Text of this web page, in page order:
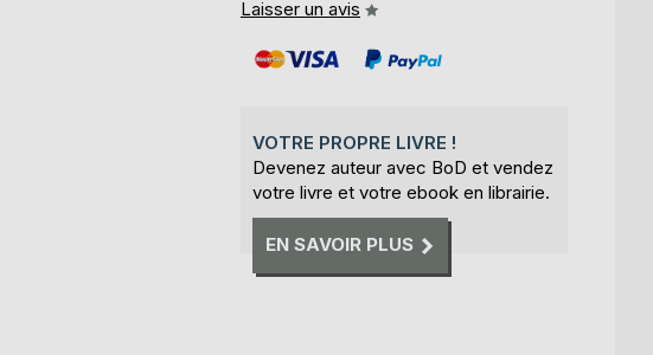
Laisser un avis
VOTRE PROPRE LIVRE !
Devenez auteur avec BoD et vendez
votre livre et votre ebook en librairie.
EN SAVOIR PLUS